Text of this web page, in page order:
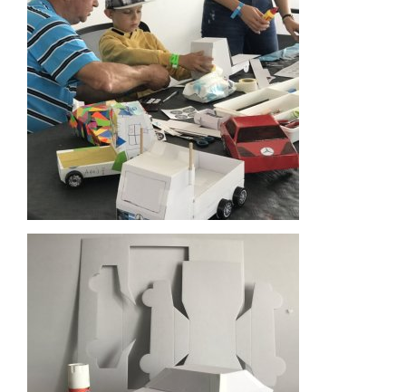
ENG
NL
O nás
Co děláme a proč
Historie
Vlastní vývoj, úpravy techniky, stavba kapot
podle přání klienta
Typy aut a vozidel co umíme
Doporučeme lokality
Další projekty
Expedice s RC Auty do přírody – za
dobrodružstvím a poznáváním